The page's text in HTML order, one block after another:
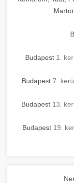
Budapest 1.
Budapest 7.
Budapest 13.
Budapest 19.